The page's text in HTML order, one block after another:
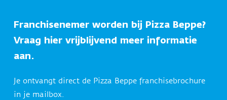
Franchisenemer worden bij Pizza Beppe?
Vraag hier vrijblijvend meer informatie
aan.
Je ontvangt direct de Pizza Beppe franchisebrochure
in je mailbox.